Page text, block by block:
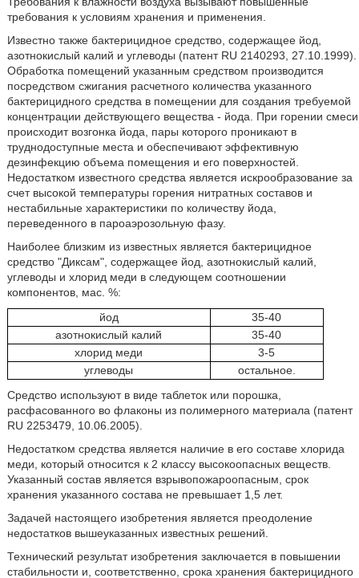
требования к условиям хранения и применения.
Известно также бактерицидное средство, содержащее йод,
азотнокислый калий и углеводы (патент RU 2140293, 27.10.1999).
Обработка помещений указанным средством производится
посредством сжигания расчетного количества указанного
бактерицидного средства в помещении для создания требуемой
концентрации действующего вещества - йода. При горении смеси
происходит возгонка йода, пары которого проникают в
труднодоступные места и обеспечивают эффективную
дезинфекцию объема помещения и его поверхностей.
Недостатком известного средства является искрообразование за
счет высокой температуры горения нитратных составов и
нестабильные характеристики по количеству йода,
переведенного в пароаэрозольную фазу.
Наиболее близким из известных является бактерицидное
средство "Диксам", содержащее йод, азотнокислый калий,
углеводы и хлорид меди в следующем соотношении
компонентов, мас. %:
йод
35-40
азотнокислый калий
35-40
хлорид меди
3-5
углеводы
остальное.
Средство используют в виде таблеток или порошка,
расфасованного во флаконы из полимерного материала (патент
RU 2253479, 10.06.2005).
Недостатком средства является наличие в его составе хлорида
меди, который относится к 2 классу высокоопасных веществ.
Указанный состав является взрывопожароопасным, срок
хранения указанного состава не превышает 1,5 лет.
Задачей настоящего изобретения является преодоление
недостатков вышеуказанных известных решений.
Технический результат изобретения заключается в повышении
стабильности и, соответственно, срока хранения бактерицидного